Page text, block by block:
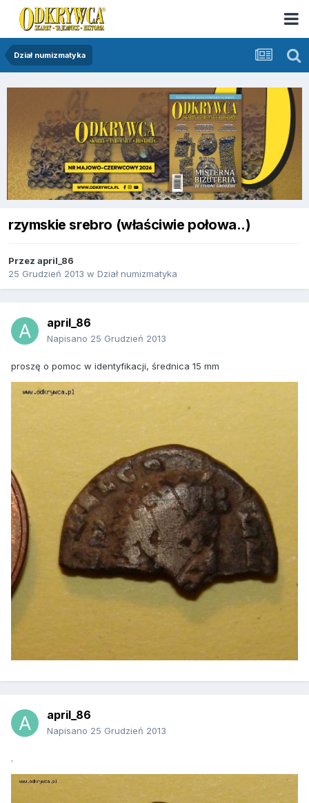
Dział numizmatyka
rzymskie srebro (właściwie połowa..)
Przez april_86
25 Grudzień 2013 w Dział numizmatyka
april_86
Napisano 25 Grudzień 2013
proszę o pomoc w identyfikacji, średnica 15 mm
april_86
Napisano 25 Grudzień 2013
.